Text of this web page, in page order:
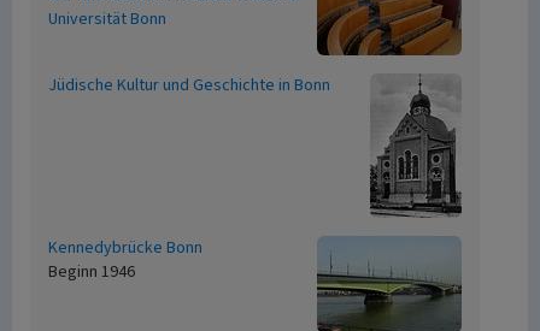
Universität Bonn
Jüdische Kultur und Geschichte in Bonn
Kennedybrücke Bonn
Beginn 1946